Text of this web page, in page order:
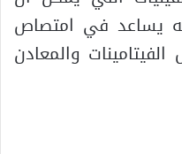
يساعد في امتصاص
الفيتامينات والمعادن